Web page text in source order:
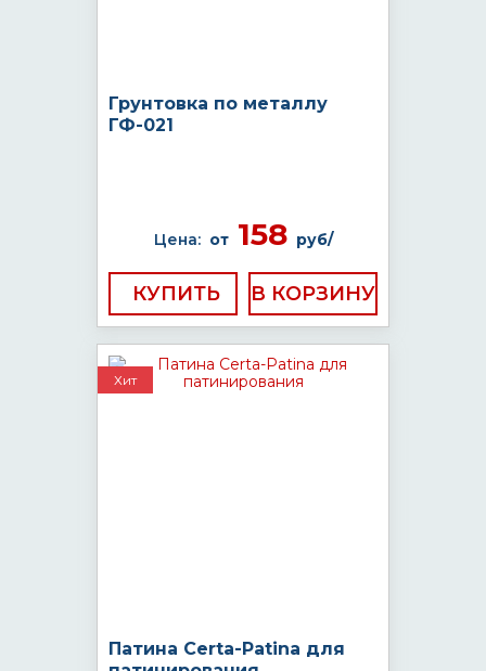
Грунтовка по металлу
ГФ-021
Цена: от158 руб/
КУПИТЬ
Хит
Патина Certa-Patina для